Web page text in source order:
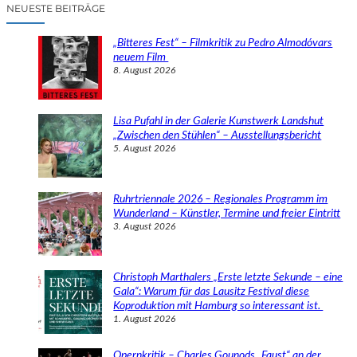
NEUESTE BEITRÄGE
„Bitteres Fest“ – Filmkritik zu Pedro Almodóvars
neuem Film
8. August 2026
Lisa Pufahl in der Galerie Kunstwerk Landshut
„Zwischen den Stühlen“ – Ausstellungsbericht
5. August 2026
Ruhrtriennale 2026 – Regionales Programm im
Wunderland – Künstler, Termine und freier Eintritt
3. August 2026
Christoph Marthalers „Erste letzte Sekunde – eine
Gala“: Warum für das Lausitz Festival diese
Koproduktion mit Hamburg so interessant ist.
1. August 2026